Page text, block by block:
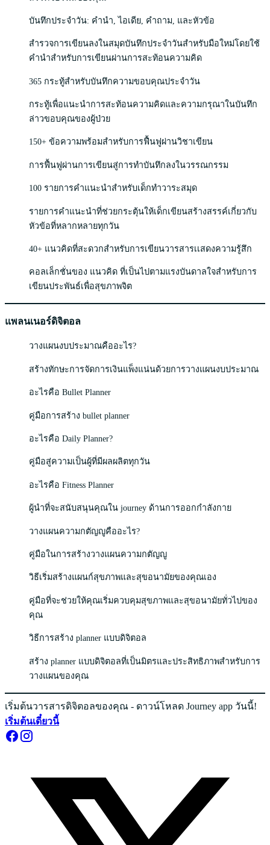
บันทึกประจำวัน: คำนำ, ไอเดีย, คำถาม, และหัวข้อ
สำรวจการเขียนลงในสมุดบันทึกประจำวันสำหรับมือใหม่โดยใช้
คำนำสำหรับการเขียนผ่านการสะท้อนความคิด
365 กระทู้สำหรับบันทึกความขอบคุณประจำวัน
กระทู้เพื่อแนะนำการสะท้อนความคิดและความกรุณาในบันทึก
ล่าวขอบคุณของผู้ป่วย
150+ ข้อความพร้อมสำหรับการฟื้นฟูผ่านวิชาเขียน
การฟื้นฟูผ่านการเขียนสู่การทำบันทึกลงในวรรณกรรม
100 รายการคำแนะนำสำหรับเด็กทำวาระสมุด
รายการคำแนะนำที่ช่วยกระตุ้นให้เด็กเขียนสร้างสรรค์เกี่ยวกับ
หัวข้อที่หลากหลายทุกวัน
40+ แนวคิดที่สะดวกสำหรับการเขียนวารสารเเสดงความรู้สึก
คอลเล็กชั่นของ แนวคิด ที่เป็นไปตามแรงบันดาลใจสำหรับการ
เขียนประพันธ์เพื่อสุขภาพจิต
แพลนเนอร์ดิจิตอล
วางแผนงบประมาณคืออะไร?
สร้างทักษะการจัดการเงินแพ็งแน่นด้วยการวางแผนงบประมาณ
อะไรคือ Bullet Planner
คู่มือการสร้าง bullet planner
อะไรคือ Daily Planner?
คู่มือสู่ความเป็นผู้ที่มีผลผลิตทุกวัน
อะไรคือ Fitness Planner
ผู้นำที่จะสนับสนุนคุณใน journey ด้านการออกกำลังกาย
วางแผนความกตัญญูคืออะไร?
คู่มือในการสร้างวางแผนความกตัญญู
วิธีเริ่มสร้างแผนก์สุขภาพและสุขอนามัยของคุณเอง
คู่มือที่จะช่วยให้คุณเริ่มควบคุมสุขภาพและสุขอนามัยทั่วไปของ
คุณ
วิธีการสร้าง planner แบบดิจิตอล
สร้าง planner แบบดิจิตอลที่เป็นมิตรและประสิทธิภาพสำหรับการ
วางแผนของคุณ
เริ่มต้นวารสารดิจิตอลของคุณ - ดาวน์โหลด Journey app วันนี้!
เริ่มต้นเดี๋ยวนี้